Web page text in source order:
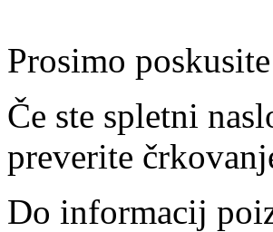
Prosimo
Če ste spletni
preverite
Do informacij